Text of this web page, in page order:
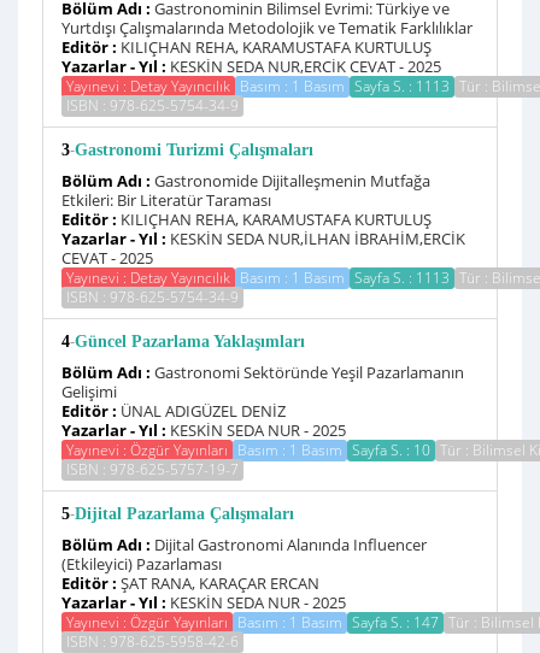
Bölüm Adı : Gastronominin Bilimsel Evrimi: Türkiye ve
Yurtdışı Çalışmalarında Metodolojik ve Tematik Farklılıklar
Editör : KILIÇHAN REHA, KARAMUSTAFA KURTULUŞ
Yazarlar - Yıl : KESKİN SEDA NUR,ERCİK CEVAT - 2025
Yayınevi : Detay Yayıncılık Basım : 1 Basım Sayfa S. : 1113 Tür :
ISBN : 978-625-5754-34-9
3-Gastronomi Turizmi Çalışmaları
Bölüm Adı : Gastronomide Dijitalleşmenin Mutfağa
Etkileri: Bir Literatür Taraması
Editör : KILIÇHAN REHA, KARAMUSTAFA KURTULUŞ
Yazarlar - Yıl : KESKİN SEDA NUR,İLHAN İBRAHİM,ERCİK
CEVAT - 2025
Yayınevi : Detay Yayıncılık Basım : 1 Basım Sayfa S. : 1113 Tür :
ISBN : 978-625-5754-34-9
4-Güncel Pazarlama Yaklaşımları
Bölüm Adı : Gastronomi Sektöründe Yeşil Pazarlamanın
Gelişimi
Editör : ÜNAL ADIGÜZEL DENİZ
Yazarlar - Yıl : KESKİN SEDA NUR - 2025
Yayınevi : Özgür Yayınları Basım : 1 Basım Sayfa S. : 10 Tür : Bilimsel
ISBN : 978-625-5757-19-7
5-Dijital Pazarlama Çalışmaları
Bölüm Adı : Dijital Gastronomi Alanında Influencer
(Etkileyici) Pazarlaması
Editör : ŞAT RANA, KARAÇAR ERCAN
Yazarlar - Yıl : KESKİN SEDA NUR - 2025
Yayınevi : Özgür Yayınları Basım : 1 Basım Sayfa S. : 147 Tür : Bilimsel
ISBN : 978-625-5958-42-6